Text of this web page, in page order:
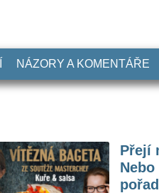
NÁZORY A KOMENTÁŘE
Přejí